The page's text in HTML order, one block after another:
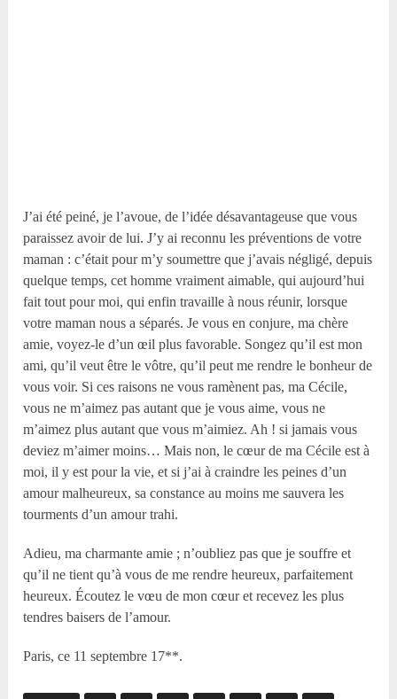
J’ai été peiné, je l’avoue, de l’idée désavantageuse que vous
paraissez avoir de lui. J’y ai reconnu les préventions de votre
maman : c’était pour m’y soumettre que j’avais négligé, depuis
quelque temps, cet homme vraiment aimable, qui aujourd’hui
fait tout pour moi, qui enfin travaille à nous réunir, lorsque
votre maman nous a séparés. Je vous en conjure, ma chère
amie, voyez-le d’un œil plus favorable. Songez qu’il est mon
ami, qu’il veut être le vôtre, qu’il peut me rendre le bonheur de
vous voir. Si ces raisons ne vous ramènent pas, ma Cécile,
vous ne m’aimez pas autant que je vous aime, vous ne
m’aimez plus autant que vous m’aimiez. Ah ! si jamais vous
deviez m’aimer moins… Mais non, le cœur de ma Cécile est à
moi, il y est pour la vie, et si j’ai à craindre les peines d’un
amour malheureux, sa constance au moins me sauvera les
tourments d’un amour trahi.
Adieu, ma charmante amie ; n’oubliez pas que je souffre et
qu’il ne tient qu’à vous de me rendre heureux, parfaitement
heureux. Écoutez le vœu de mon cœur et recevez les plus
tendres baisers de l’amour.
Paris, ce 11 septembre 17**.